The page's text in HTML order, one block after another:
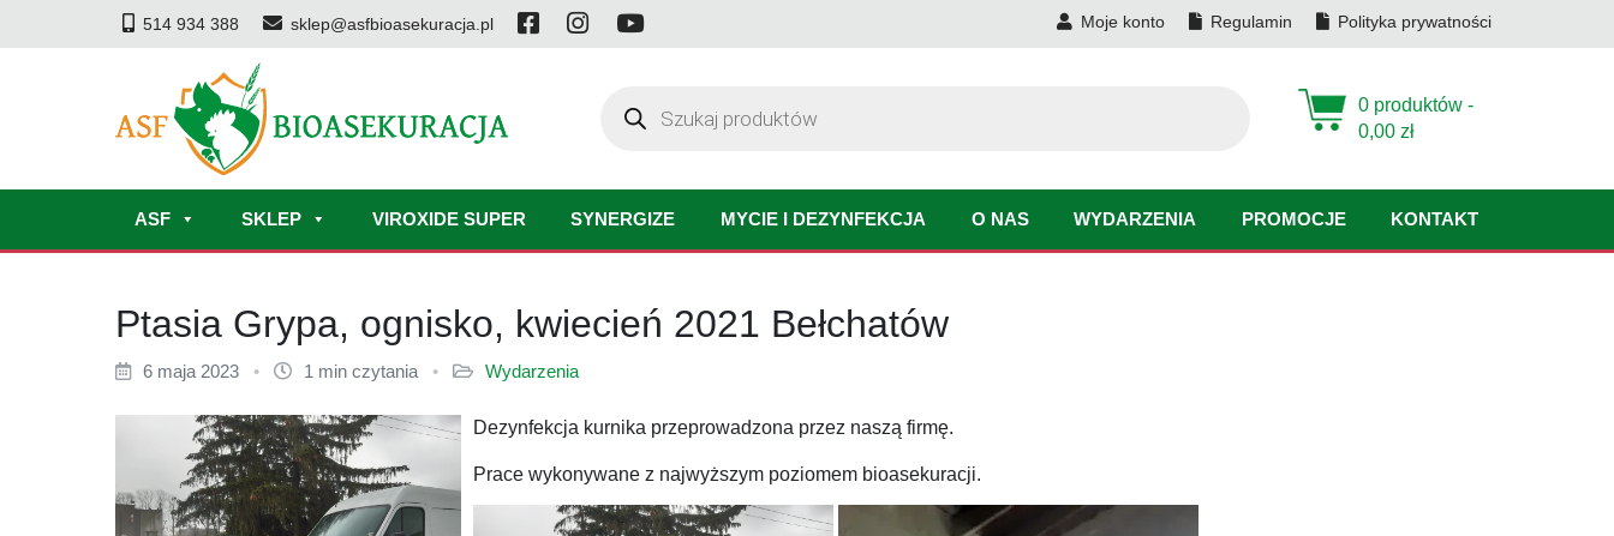
514 934 388 sklep@asfbioasekuracja.pl Moje konto Regulamin Polityka prywatności
0 produktów -
0,00zł
produktów
ASF SKLEP VIROXIDE SUPER SYNERGIZE MYCIE I DEZYNFEKCJA O NAS WYDARZENIA PROMOCJE KONTAKT
Ptasia Grypa, ognisko, kwiecień 2021 Bełchatów
6 maja 2023 • 1 min czytania • Wydarzenia
Dezynfekcja kurnika przeprowadzona przez naszą firmę.
Prace wykonywane z najwyższym poziomem bioasekuracji.